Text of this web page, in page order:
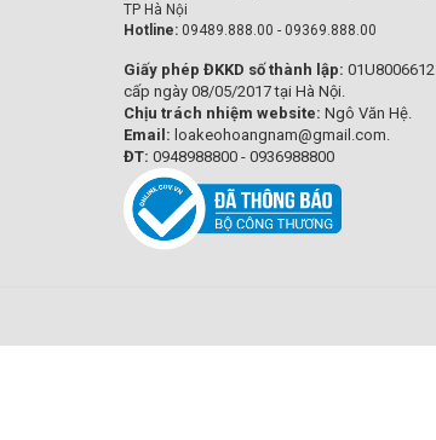
TP Hà Nội
Hotline: 09489.888.00 - 09369.888.00
Giấy phép ĐKKD số thành lập: 01U8006612
cấp ngày 08/05/2017 tại Hà Nội.
Chịu trách nhiệm website: Ngô Văn Hệ.
Email: loakeohoangnam@gmail.com.
ĐT: 0948988800 - 0936988800